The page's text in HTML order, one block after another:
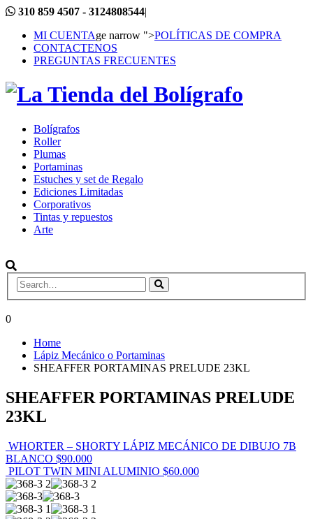
310 859 4507 - 3124808544|
MI CUENTAge narrow ">POLÍTICAS DE COMPRA
CONTACTENOS
PREGUNTAS FRECUENTES
Bolígrafos
Roller
Plumas
Portaminas
Estuches y set de Regalo
Ediciones Limitadas
Corporativos
Tintas y repuestos
Arte
0
Home
Lápiz Mecánico o Portaminas
SHEAFFER PORTAMINAS PRELUDE 23KL
SHEAFFER PORTAMINAS PRELUDE
23KL
WHORTER – SHORTY LÁPIZ MECÁNICO DE DIBUJO 7B
BLANCO $90.000
PILOT TWIN MINI ALUMINIO $60.000